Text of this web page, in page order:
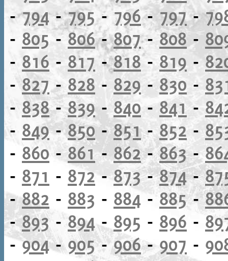
-794-795-796-797-
- 805 -806-807-808-
- 816- 817 -818-819 -
-827-828 - 829 - 830 -
- 838-839-840 - 841 -
- 849-850-851- 852-
- 860 -861- 862-863-
- 871 - 872-873-874-
-882 - 883 - 884- 885-
-893-894- 895 - 896 -
-904-905-906-907 -